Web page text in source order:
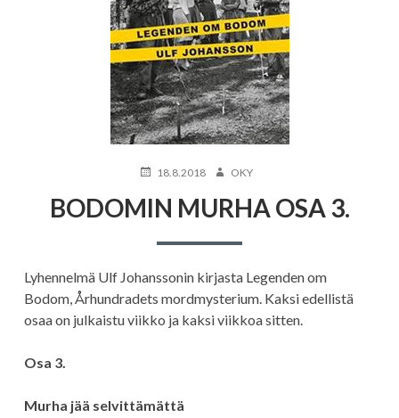
JULKAISTU
18.8.2018 KIRJOITTAJA
OKY
BODOMIN MURHA OSA 3.
Lyhennelmä Ulf Johanssonin kirjasta Legenden om
Bodom, Århundradets mordmysterium. Kaksi edellistä
osaa on julkaistu viikko ja kaksi viikkoa sitten.
Osa 3.
Murha jää selvittämättä